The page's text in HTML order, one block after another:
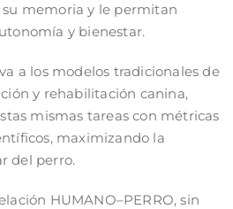
memoria y le permitan
y bienestar.
a los modelos tradicionales de
y rehabilitación canina,
mismas tareas con métricas
maximizando la
del perro.
HUMANO–PERRO, sin